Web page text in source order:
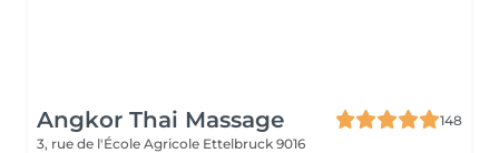
Angkor Thai Massage
148
3, rue de l'École Agricole Ettelbruck 9016